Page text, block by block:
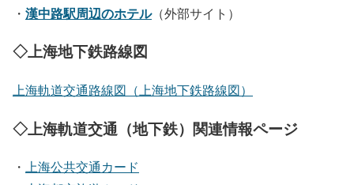
・ 漢中路駅周辺のホテル（外部サイト）
◇上海地下鉄路線図
上海軌道交通路線図（上海地下鉄路線図）
◇上海軌道交通（地下鉄）関連情報ページ
・ 上海公共交通カード